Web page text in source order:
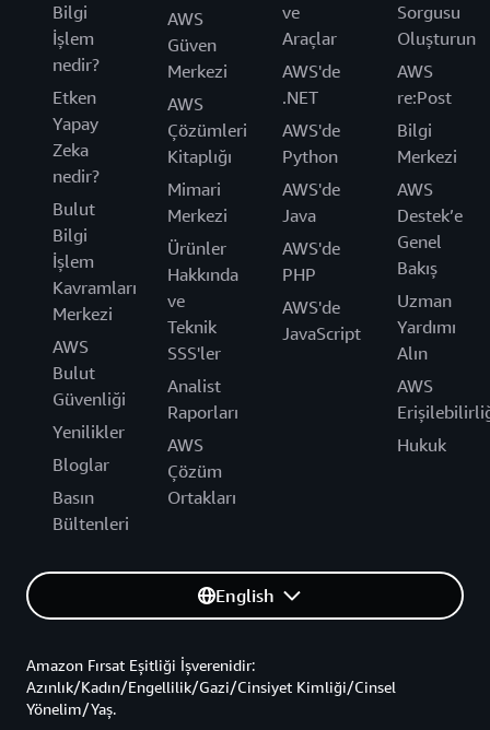
Bilgi
İşlem
nedir?
Etken
Yapay
Zeka
nedir?
Bulut
Bilgi
İşlem
Kavramları
Merkezi
AWS
Bulut
Güvenliği
Yenilikler
Bloglar
Basın
Bültenleri
AWS
Güven
Merkezi
AWS
Çözümleri
Kitaplığı
Mimari
Merkezi
Ürünler
Hakkında
ve
Teknik
SSS'ler
Analist
Raporları
AWS
Çözüm
Ortakları
ve
Araçlar
AWS'de
.NET
AWS'de
Python
AWS'de
Java
AWS'de
PHP
AWS'de
JavaScript
Sorgusu
Oluşturun
AWS
re:Post
Bilgi
Merkezi
AWS
Destek’e
Genel
Bakış
Uzman
Yardımı
Alın
AWS
Hukuk
English
Amazon Fırsat Eşitliği İşverenidir:
Azınlık/Kadın/Engellilik/Gazi/Cinsiyet Kimliği/Cinsel
Yönelim/Yaş.